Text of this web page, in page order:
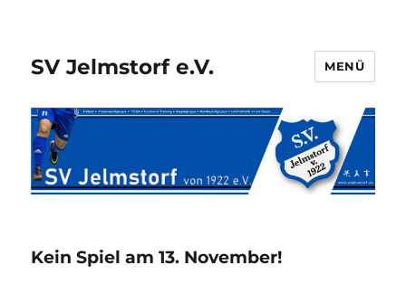
SV Jelmstorf e.V. MENÜ
Kein Spiel am 13. November!